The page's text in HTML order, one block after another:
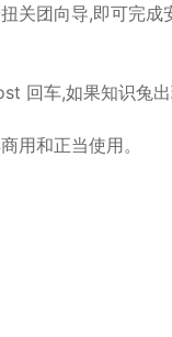
关团向导,即可完成
回车,如果知识兔
用和正当使用。